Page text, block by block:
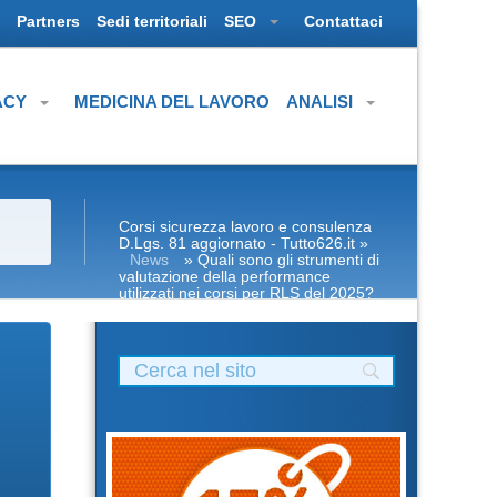
Partners Sedi territoriali SEO Contattaci
MEDICINA DEL LAVORO ANALISI
Corsi sicurezza lavoro e consulenza
D.Lgs. 81 aggiornato - Tutto626.it »
News
» Quali sono gli strumenti di
valutazione della performance
utilizzati nei corsi per RLS del 2025?
corso formatori corso formatori rspp
dlspp dl spp aspp rinnovo patentino
muletto gru trattore escavatore ple